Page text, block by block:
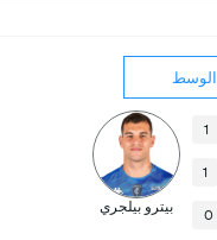
الوسط
1
1
0 بيترو بيلجري